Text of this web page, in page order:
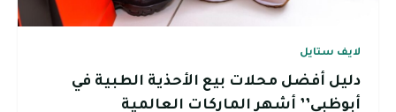
لايف ستايل
دليل أفضل محلات بيع الأحذية الطبية في
أبوظبي’’ أشهر الماركات العالمية